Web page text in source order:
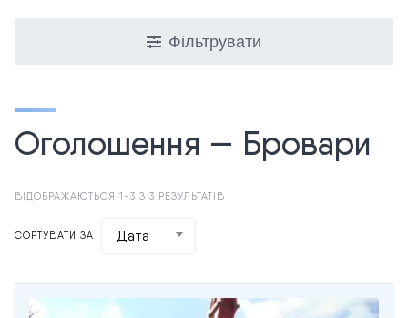
Фільтрувати
Оголошення — Бровари
ВІДОБРАЖАЮТЬСЯ 1-3 З 3 РЕЗУЛЬТАТІВ
СОРТУВАТИ ЗА Дата